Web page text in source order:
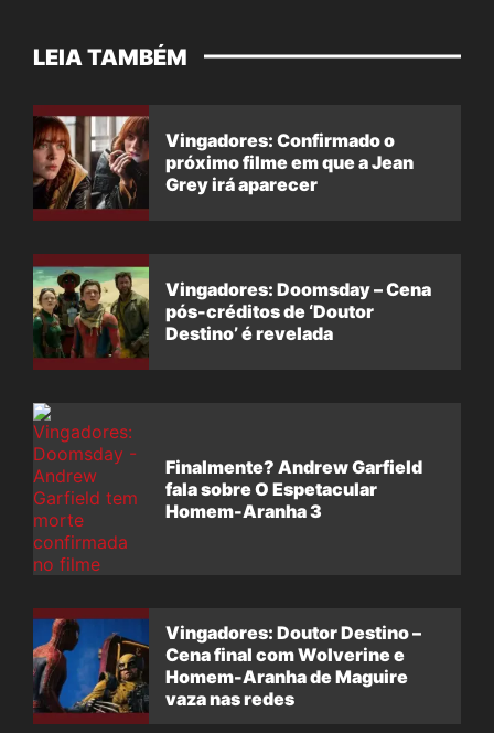
LEIA TAMBÉM
Vingadores: Confirmado o
próximo filme em que a Jean
Grey irá aparecer
Vingadores: Doomsday – Cena
pós-créditos de ‘Doutor
Destino’ é revelada
Finalmente? Andrew Garfield
fala sobre O Espetacular
Homem-Aranha 3
Vingadores: Doutor Destino –
Cena final com Wolverine e
Homem-Aranha de Maguire
vaza nas redes